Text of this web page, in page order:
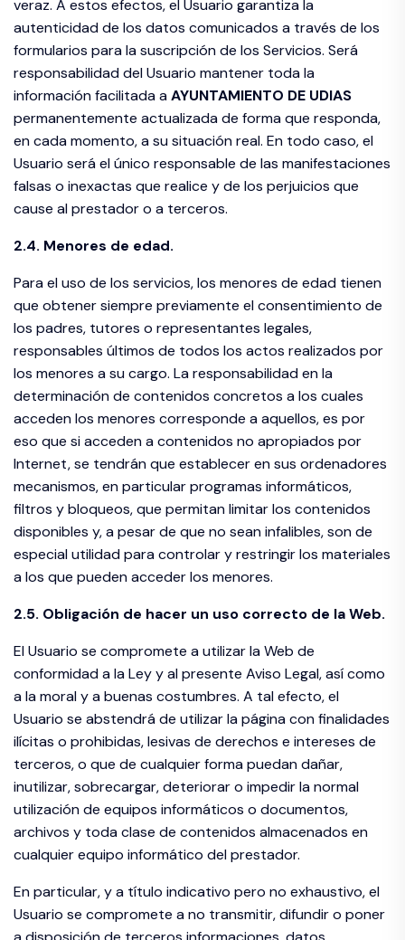
veraz. A estos efectos, el Usuario garantiza la
autenticidad de los datos comunicados a través de los
formularios para la suscripción de los Servicios. Será
responsabilidad del Usuario mantener toda la
información facilitada aAYUNTAMIENTO DE UDIAS
permanentemente actualizada de forma que responda,
en cada momento, a su situación real. En todo caso, el
Usuario será el único responsable de las manifestaciones
falsas o inexactas que realice y de los perjuicios que
cause al prestador o a terceros.
2.4. Menores de edad.
Para el uso de los servicios, los menores de edad tienen
que obtener siempre previamente el consentimiento de
los padres, tutores o representantes legales,
responsables últimos de todos los actos realizados por
los menores a su cargo. La responsabilidad en la
determinación de contenidos concretos a los cuales
acceden los menores corresponde a aquellos, es por
eso que si acceden a contenidos no apropiados por
Internet, se tendrán que establecer en sus ordenadores
mecanismos, en particular programas informáticos,
filtros y bloqueos, que permitan limitar los contenidos
disponibles y, a pesar de que no sean infalibles, son de
especial utilidad para controlar y restringir los materiales
a los que pueden acceder los menores.
2.5. Obligación de hacer un uso correcto de la Web.
El Usuario se compromete a utilizar la Web de
conformidad a la Ley y al presente Aviso Legal, así como
a la moral y a buenas costumbres. A tal efecto, el
Usuario se abstendrá de utilizar la página con finalidades
ilícitas o prohibidas, lesivas de derechos e intereses de
terceros, o que de cualquier forma puedan dañar,
inutilizar, sobrecargar, deteriorar o impedir la normal
utilización de equipos informáticos o documentos,
archivos y toda clase de contenidos almacenados en
cualquier equipo informático del prestador.
En particular, y a título indicativo pero no exhaustivo, el
Usuario se compromete a no transmitir, difundir o poner